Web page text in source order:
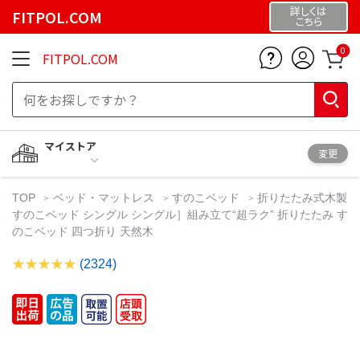
FITPOL.COM 詳しくは
こちら
FITPOL.COM 0
マイストア
変更
TOP ベッド・マットレス すのこベッド
折りたたみ式木製
すのこベッド シングル シングル］組み立て“超ラク” 折りたたみ す
のこベッド 四つ折り 天然木
(2324)